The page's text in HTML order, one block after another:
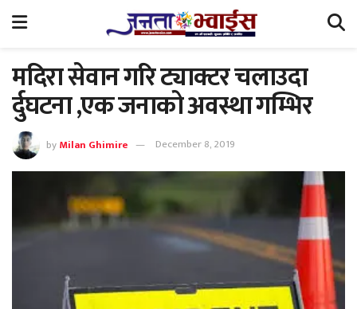
मदिरा सेवान गरि ट्याक्टर चलाउदा
र्दुघटना ,एक जनाको अवस्था गम्भिर
byMilan Ghimire December 8, 2019